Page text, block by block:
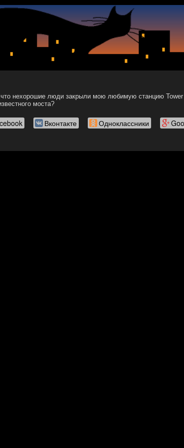
нехорошие люди закрыли мою любимую станцию Tower
моста?
Вконтакте Одноклассники